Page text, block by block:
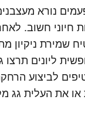
נורא
חיוני חשוב.
שמירת ניקיון
ליונים
לביצוע
את העלית גג